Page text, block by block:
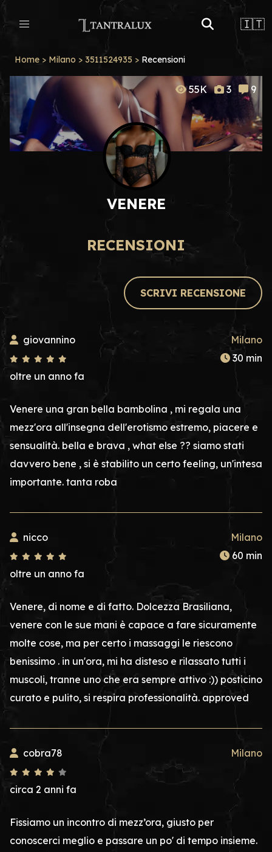
🇮🇹
Home > Milano > 3511524935 > Recensioni
55K 3 9
VENERE
RECENSIONI
SCRIVI RECENSIONE
giovannino
oltre un anno fa
Milano
30 min
Venere una gran bella bambolina , mi regala una
mezz'ora all'insegna dell'erotismo estremo, piacere e
sensualità. bella e brava , what else ?? siamo stati
davvero bene , si è stabilito un certo feeling, un'intesa
importante. tanta roba
nicco
oltre un anno fa
Milano
60 min
Venere, di nome e di fatto. Dolcezza Brasiliana,
venere con le sue mani è capace a fare sicuramente
molte cose, ma per certo i massaggi le riescono
benissimo . in un'ora, mi ha disteso e rilassato tutti i
muscoli, tranne uno che era sempre attivo :)) posticino
curato e pulito, si respira professionalità. approved
cobra78
circa 2 anni fa
Milano
Fissiamo un incontro di mezz’ora, giusto per
conoscerci meglio e passare un po' di tempo insieme.